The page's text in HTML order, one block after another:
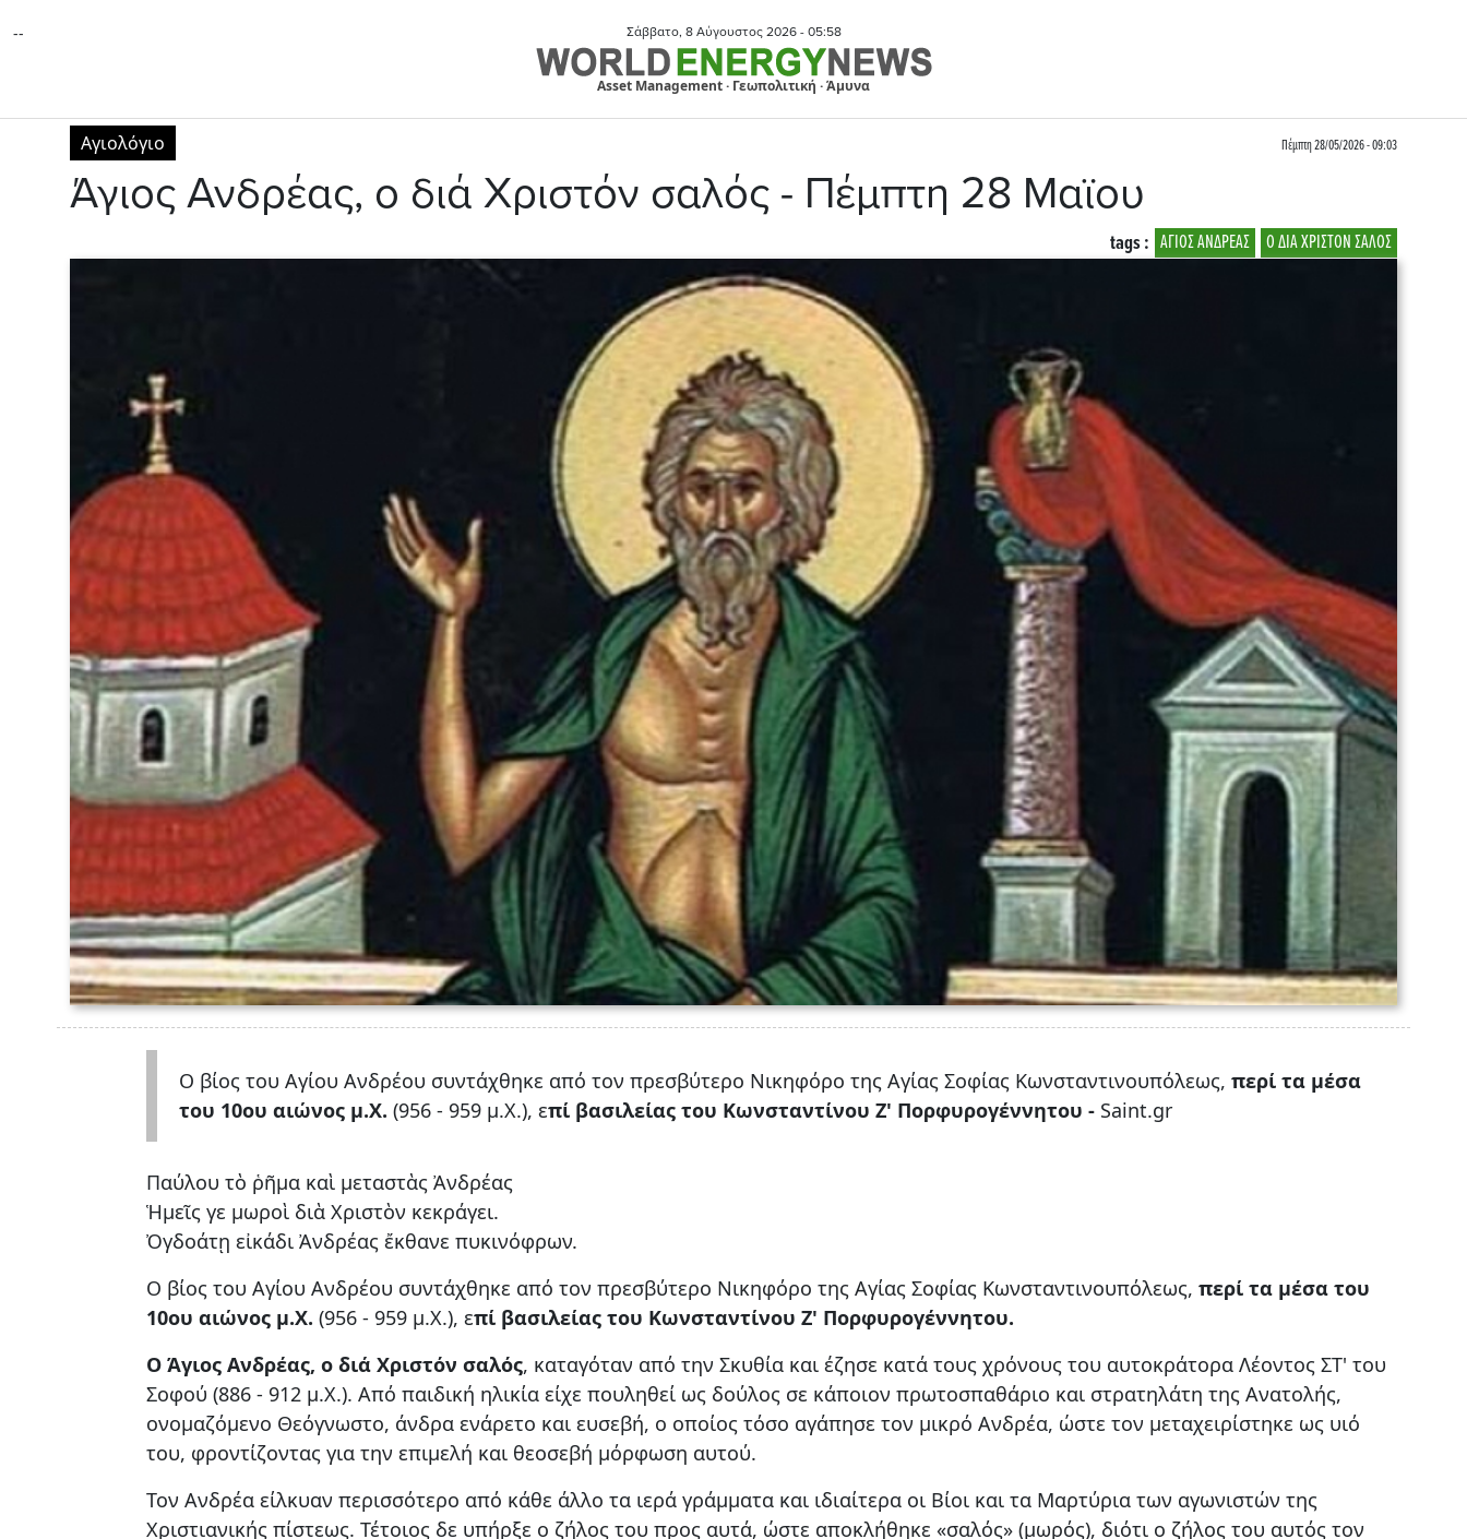
-- Σάββατο, 8 Αύγουστος 2026 - 05:58
Asset Management · Γεωπολιτική · Άμυνα
Αγιολόγιο Πέμπτη 28/05/2026 - 09:03
Άγιος Ανδρέας, ο διά Χριστόν σαλός - Πέμπτη 28 Μαϊου
Ο ΔΙΑ ΧΡΙΣΤΟΝ ΣΑΛΟΣ
ΑΓΙΟΣ ΑΝΔΡΕΑΣ
tags :
Ο βίος του Αγίου Ανδρέου συντάχθηκε από τον πρεσβύτερο Νικηφόρο της Αγίας Σοφίας Κωνσταντινουπόλεως, περί τα μέσα
του 10ου αιώνος μ.Χ. (956 - 959 μ.Χ.), επί βασιλείας του Κωνσταντίνου Ζ' Πορφυρογέννητου - Saint.gr
Παύλου τὸ ῥῆμα καὶ μεταστὰς Ἀνδρέας
Ἡμεῖς γε μωροὶ διὰ Χριστὸν κεκράγει.
Ὀγδοάτῃ εἰκάδι Ἀνδρέας ἔκθανε πυκινόφρων.
Ο βίος του Αγίου Ανδρέου συντάχθηκε από τον πρεσβύτερο Νικηφόρο της Αγίας Σοφίας Κωνσταντινουπόλεως, περί τα μέσα του
10ου αιώνος μ.Χ. (956 - 959 μ.Χ.), επί βασιλείας του Κωνσταντίνου Ζ' Πορφυρογέννητου.
Ο Άγιος Ανδρέας, ο διά Χριστόν σαλός, καταγόταν από την Σκυθία και έζησε κατά τους χρόνους του αυτοκράτορα Λέοντος ΣΤ' του
Σοφού (886 - 912 μ.Χ.). Από παιδική ηλικία είχε πουληθεί ως δούλος σε κάποιον πρωτοσπαθάριο και στρατηλάτη της Ανατολής,
ονομαζόμενο Θεόγνωστο, άνδρα ενάρετο και ευσεβή, ο οποίος τόσο αγάπησε τον μικρό Ανδρέα, ώστε τον μεταχειρίστηκε ως υιό
του, φροντίζοντας για την επιμελή και θεοσεβή μόρφωση αυτού.
Τον Ανδρέα είλκυαν περισσότερο από κάθε άλλο τα ιερά γράμματα και ιδιαίτερα οι Βίοι και τα Μαρτύρια των αγωνιστών της
Χριστιανικής πίστεως. Τέτοιος δε υπήρξε ο ζήλος του προς αυτά, ώστε αποκλήθηκε «σαλός» (μωρός), διότι ο ζήλος του αυτός τον